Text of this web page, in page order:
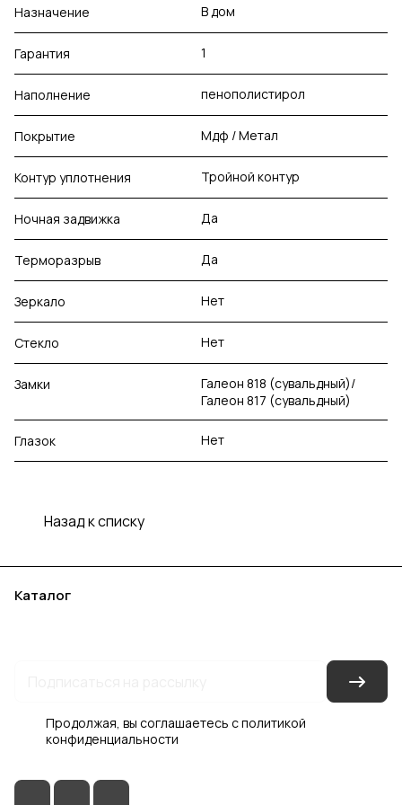
Назначение В дом
Гарантия 1
Наполнение пенополистирол
Покрытие Мдф / Метал
Контур уплотнения Тройной контур
Ночная задвижка Да
Терморазрыв Да
Зеркало Нет
Стекло Нет
Замки
Галеон 818 (сувальдный)/
Галеон 817 (сувальдный)
Глазок Нет
Назад к списку
Каталог
Продолжая, вы соглашаетесь сполитикой
конфиденциальности